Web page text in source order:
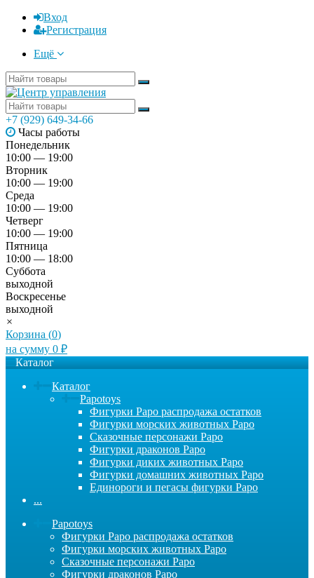
Вход
Регистрация
Ещё
+7 (929) 649-34-66
Часы работы
Понедельник
10:00 — 19:00
Вторник
10:00 — 19:00
Среда
10:00 — 19:00
Четверг
10:00 — 19:00
Пятница
10:00 — 18:00
Суббота
выходной
Воскресенье
выходной
×
Корзина (0)
на сумму 0 ₽
Каталог
Каталог
Papotoys
Фигурки Papo распродажа остатков
Фигурки морских животных Papo
Сказочные персонажи Papo
Фигурки драконов Papo
Фигурки диких животных Papo
Фигурки домашних животных Papo
Единороги и пегасы фигурки Papo
...
Papotoys
Фигурки Papo распродажа остатков
Фигурки морских животных Papo
Сказочные персонажи Papo
Фигурки драконов Papo